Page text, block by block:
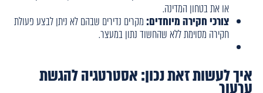
או את בטחון המדינה.
צורכי חקירה מיוחדים:מקרים נדירים שבהם לא ניתן לבצע פעולת
חקירה מסוימת ללא שהחשוד נתון במעצר.
איך לעשות זאת נכון: אסטרטגיה להגשת
ערעור